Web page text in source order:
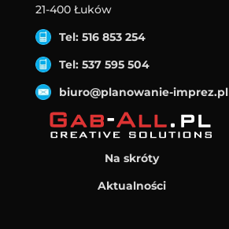
21-400 Łuków
Tel: 516 853 254
Tel: 537 595 504
biuro@planowanie-imprez.pl
Na skróty
Aktualności